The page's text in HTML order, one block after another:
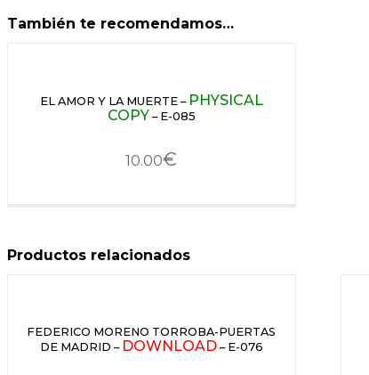
También te recomendamos…
EL AMOR Y LA MUERTE – PHYSICAL
COPY – E-085
10.00€
Productos relacionados
FEDERICO MORENO TORROBA-PUERTAS
DE MADRID – DOWNLOAD– E-076